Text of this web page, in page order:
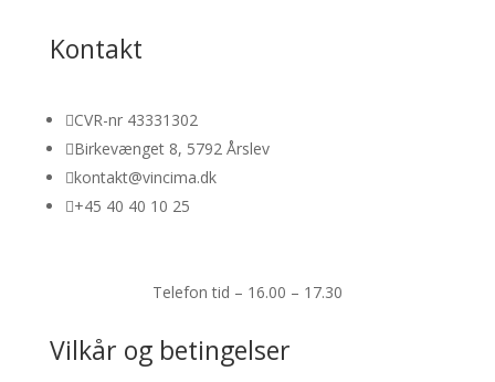
Kontakt
CVR-nr 43331302
Birkevænget 8, 5792 Årslev
kontakt@vincima.dk
+45 40 40 10 25
Telefon tid – 16.00 – 17.30
Vilkår og betingelser